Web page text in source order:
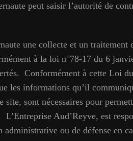
peut saisir l’autorité de
une collecte et un traitement
à la loi n°78-17 du 6
Conformément à cette Loi
les informations qu’il
sont nécessaires pour
Aud’Reyve, est
administrative ou de défense en